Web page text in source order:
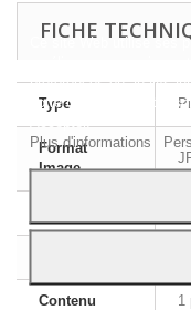
FICHE
Type
Format
Image
Contenu 1
Ce site Web utilise ses
préférences en
votre consentement à
Plus d'informations